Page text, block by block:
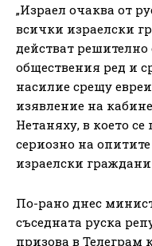
„Израел очаква от
всички израелски
действат
обществения ред и
насилие срещу
изявление на
Нетаняху, в което се
сериозно на
израелски граждани
По-рано днес
съседната руска
призова в Телеграм